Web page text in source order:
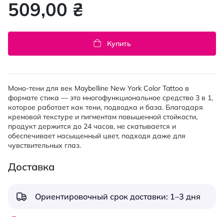
509,00 ₴
Купить
Моно-тени для век Maybelline New York Color Tattoo в
формате стика — это многофункциональное средство 3 в 1,
которое работает как тени, подводка и база. Благодаря
кремовой текстуре и пигментам повышенной стойкости,
продукт держится до 24 часов, не скатывается и
обеспечивает насыщенный цвет, подходя даже для
чувствительных глаз.
Доставка
Ориентировочный срок доставки: 1–3 дня